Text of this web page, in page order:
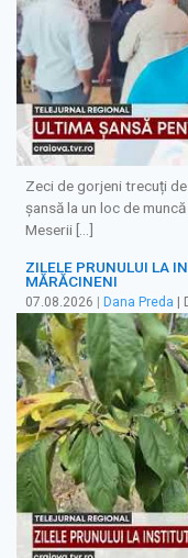
Zeci de gorjeni trecuți
șansă la un loc de
Meserii […]
ZILELE PRUNULUI LA
MĂRĂCINENI
07.08.2026 Dana Preda |